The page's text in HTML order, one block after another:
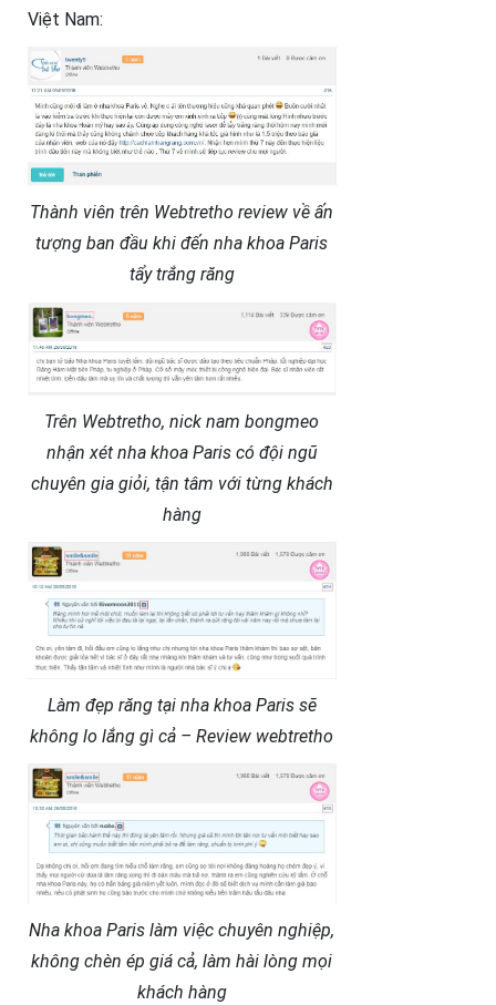
Việt Nam:
Thành viên trên Webtretho review về ấn
tượng ban đầu khi đến nha khoa Paris
tẩy trắng răng
Trên Webtretho, nick nam bongmeo
nhận xét nha khoa Paris có đội ngũ
chuyên gia giỏi, tận tâm với từng khách
hàng
Làm đẹp răng tại nha khoa Paris sẽ
không lo lắng gì cả – Review webtretho
Nha khoa Paris làm việc chuyên nghiệp,
không chèn ép giá cả, làm hài lòng mọi
khách hàng